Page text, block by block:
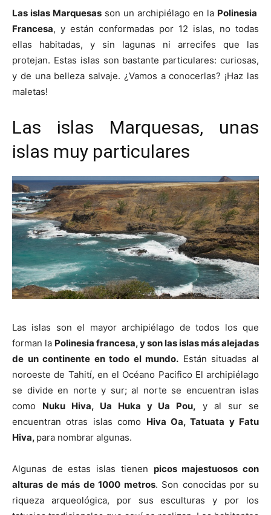
Las islas Marquesas son un archipiélago en la Polinesia
Francesa, y están conformadas por 12 islas, no todas
ellas habitadas, y sin lagunas ni arrecifes que las
protejan. Estas islas son bastante particulares: curiosas,
y de una belleza salvaje. ¿Vamos a conocerlas? ¡Haz las
maletas!
Las islas Marquesas, unas
islas muy particulares
Las islas son el mayor archipiélago de todos los que
forman la Polinesia francesa, y sonlas islas más alejadas
de un continente en todo el mundo. Están situadas al
noroeste de Tahití, en el Océano Pacifico El archipiélago
se divide en norte y sur; al norte se encuentran islas
como Nuku Hiva, Ua Huka y Ua Pou, y al sur se
encuentran otras islas como Hiva Oa, Tatuata y Fatu
Hiva, para nombrar algunas.
Algunas de estas islas tienen picos majestuosos con
alturas de más de 1000 metros. Son conocidas por su
riqueza arqueológica, por sus esculturas y por los